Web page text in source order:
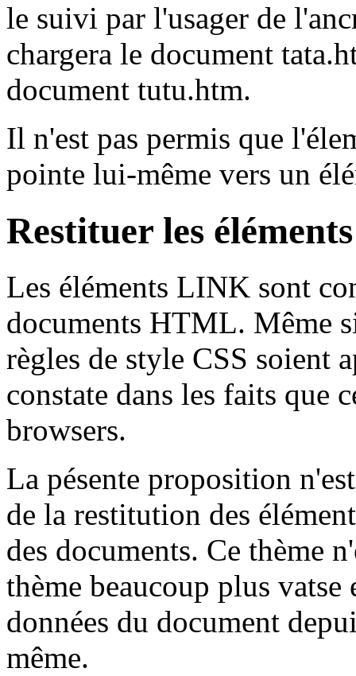
le suivi par l'usager de
chargera le document
document tutu.htm.
Il n'est pas permis que
pointe lui-même vers un
Restituer les
Les éléments LINK sont
documents HTML. Même
règles de style CSS soient
constate dans les faits que
browsers.
La pésente proposition
de la restitution des
des documents. Ce thème
thème beaucoup plus
données du document
même.